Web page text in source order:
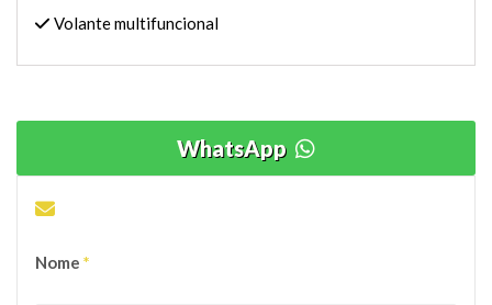
Volante multifuncional
WhatsApp
Nome *